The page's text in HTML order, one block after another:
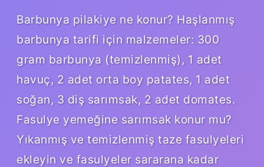
Barbunya pilakiye ne konur? Haşlanmış
barbunya tarifi için malzemeler: 300
gram barbunya (temizlenmiş), 1 adet
havuç, 2 adet orta boy patates, 1 adet
soğan, 3 diş sarımsak, 2 adet domates.
Fasulye yemeğine sarımsak konur mu?
Yıkanmış ve temizlenmiş taze fasulyeleri
ekleyin ve fasulyeler sararana kadar